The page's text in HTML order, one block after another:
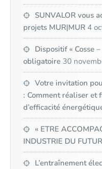
SUNVALOR vous
projets MUR|MUR 4
Dispositif « Cosse
obligatoire 30
Votre invitation
: Comment réaliser et
d’efficacité
« ETRE
INDUSTRIE DU
L’entraînement